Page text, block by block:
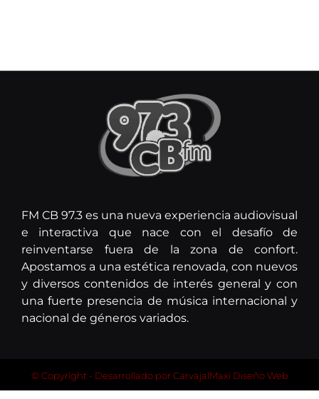
FM CB 97.3 es una nueva experiencia audiovisual
e interactiva que nace con el desafío de
reinventarse fuera de la zona de confort.
Apostamos a una estética renovada, con nuevos
y diversos contenidos de interés general y con
una fuerte presencia de música internacional y
nacional de géneros variados.
© Copyright - Desarrollado porCarvajalMaxi Diseño Web